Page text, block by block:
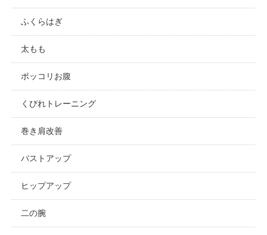
ふくらはぎ
太もも
ポッコリお腹
くびれトレーニング
巻き肩改善
バストアップ
ヒップアップ
二の腕